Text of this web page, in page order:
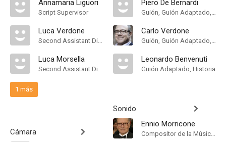
Annamaria Liguori
Script Supervisor
Luca Verdone
Second Assistant Director
Luca Morsella
Second Assistant Director
1 más
Cámara
Piero De Bernardi
Guión, Guión Adaptado, Historia
Carlo Verdone
Guión, Guión Adaptado, Historia
Leonardo Benvenuti
Guión Adaptado, Historia
Sonido
Ennio Morricone
Compositor de la Música Original